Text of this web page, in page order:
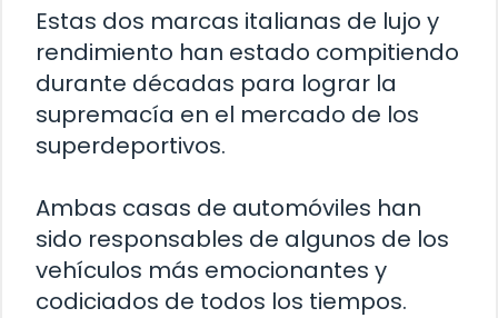
Estas dos marcas italianas de lujo y
rendimiento han estado compitiendo
durante décadas para lograr la
supremacía en el mercado de los
superdeportivos.
Ambas casas de automóviles han
sido responsables de algunos de los
vehículos más emocionantes y
codiciados de todos los tiempos.